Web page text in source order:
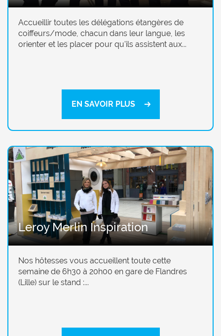
Accueillir toutes les délégations étangères de
coiffeurs/mode, chacun dans leur langue, les
orienter et les placer pour qu'ils assistent aux...
EN SAVOIR PLUS
Leroy Merlin Inspiration
Nos hôtesses vous accueillent toute cette
semaine de 6h30 à 20h00 en gare de Flandres
(Lille) sur le stand :...